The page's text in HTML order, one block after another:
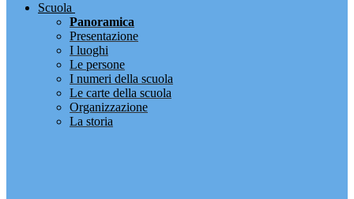
Scuola
Panoramica
Presentazione
I luoghi
Le persone
I numeri della scuola
Le carte della scuola
Organizzazione
La storia